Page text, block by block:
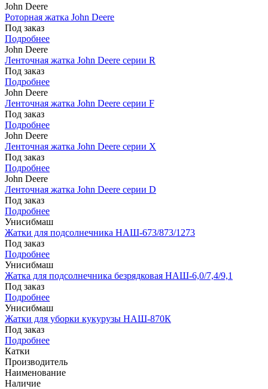
John Deere
Роторная жатка John Deere
Под заказ
Подробнее
John Deere
Ленточная жатка John Deere серии R
Под заказ
Подробнее
John Deere
Ленточная жатка John Deere серии F
Под заказ
Подробнее
John Deere
Ленточная жатка John Deere серии X
Под заказ
Подробнее
John Deere
Ленточная жатка John Deere серии D
Под заказ
Подробнее
Унисибмаш
Жатки для подсолнечника НАШ-673/873/1273
Под заказ
Подробнее
Унисибмаш
Жатка для подсолнечника безрядковая НАШ-6,0/7,4/9,1
Под заказ
Подробнее
Унисибмаш
Жатки для уборки кукурузы НАШ-870К
Под заказ
Подробнее
Катки
Производитель
Наименование
Наличие